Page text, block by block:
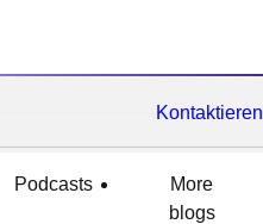
Kontaktieren
Podcasts
More
blogs